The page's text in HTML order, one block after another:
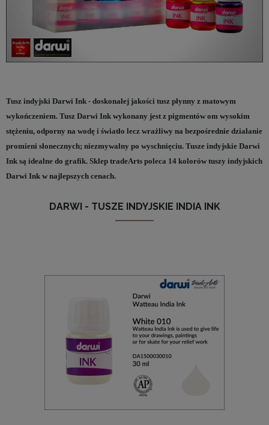
Tusz indyjski Darwi Ink - doskonałej jakości tusz płynny z matowym
wykończeniem. Tusz Darwi Ink wykonany jest z pigmentów om wysokim
stężeniu, odporny na wodę i światło lecz wrażliwy na bezpośrednie działanie
promieni słonecznych; niezmywalny po wyschnięciu. Tusze indyjskie Darwi
Ink są idealne do grafik. Sklep tradeArts poleca 14 kolorów tuszy indyjskich
Darwi Ink w najlepszych cenach.
DARWI - TUSZE INDYJSKIE INDIA INK